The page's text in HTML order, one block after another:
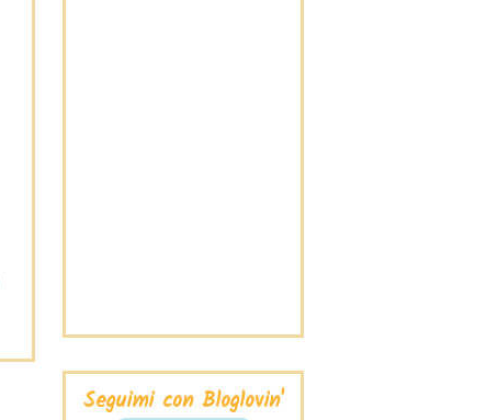
Seguimi con Bloglovin'